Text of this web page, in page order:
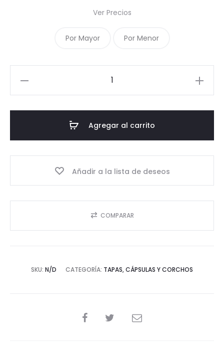
Ver Precios
Por Mayor Por Menor
Agregar al carrito
Añadir a la lista de deseos
COMPARAR
SKU: N/D CATEGORÍA: TAPAS, CÁPSULAS Y CORCHOS
SHARE